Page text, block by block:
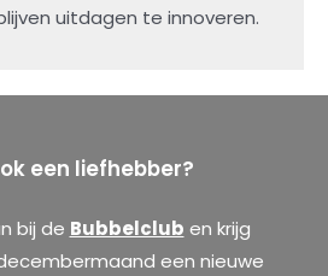
uitdagen te innoveren.
een liefhebber?
bij de Bubbelclub en krijg
een nieuwe